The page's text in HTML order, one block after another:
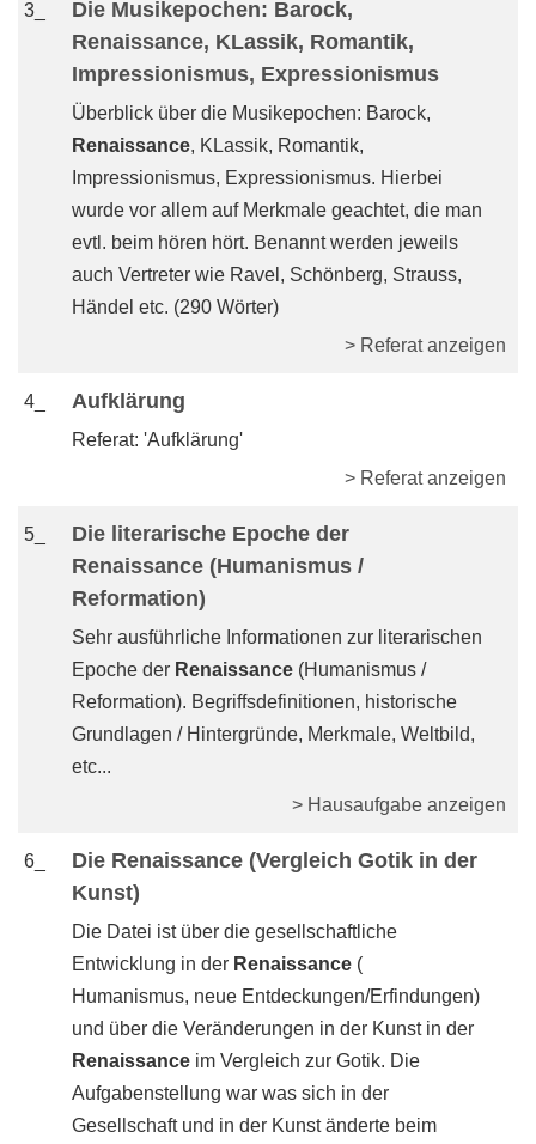
3_
Die Musikepochen: Barock,
Renaissance, KLassik, Romantik,
Impressionismus, Expressionismus
Überblick über die Musikepochen: Barock,
Renaissance, KLassik, Romantik,
Impressionismus, Expressionismus. Hierbei
wurde vor allem auf Merkmale geachtet, die man
evtl. beim hören hört. Benannt werden jeweils
auch Vertreter wie Ravel, Schönberg, Strauss,
Händel etc. (290 Wörter)
> Referat anzeigen
4_ Aufklärung
Referat: 'Aufklärung'
> Referat anzeigen
5_
Die literarische Epoche der
Renaissance (Humanismus /
Reformation)
Sehr ausführliche Informationen zur literarischen
Epoche der Renaissance (Humanismus /
Reformation). Begriffsdefinitionen, historische
Grundlagen / Hintergründe, Merkmale, Weltbild,
etc...
> Hausaufgabe anzeigen
6_
Die Renaissance (Vergleich Gotik in der
Kunst)
Die Datei ist über die gesellschaftliche
Entwicklung in der Renaissance (
Humanismus, neue Entdeckungen/Erfindungen)
und über die Veränderungen in der Kunst in der
Renaissance im Vergleich zur Gotik. Die
Aufgabenstellung war was sich in der
Gesellschaft und in der Kunst änderte beim